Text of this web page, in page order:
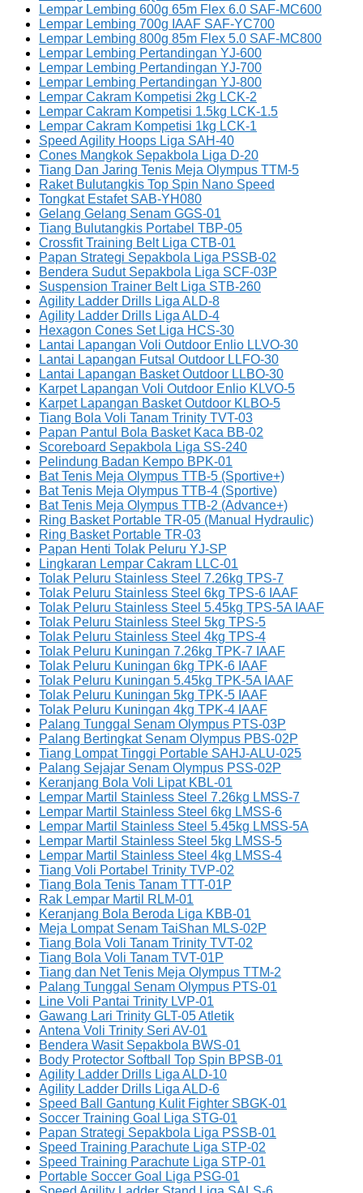
Lempar Lembing 600g 65m Flex 6.0 SAF-MC600
Lempar Lembing 700g IAAF SAF-YC700
Lempar Lembing 800g 85m Flex 5.0 SAF-MC800
Lempar Lembing Pertandingan YJ-600
Lempar Lembing Pertandingan YJ-700
Lempar Lembing Pertandingan YJ-800
Lempar Cakram Kompetisi 2kg LCK-2
Lempar Cakram Kompetisi 1.5kg LCK-1.5
Lempar Cakram Kompetisi 1kg LCK-1
Speed Agility Hoops Liga SAH-40
Cones Mangkok Sepakbola Liga D-20
Tiang Dan Jaring Tenis Meja Olympus TTM-5
Raket Bulutangkis Top Spin Nano Speed
Tongkat Estafet SAB-YH080
Gelang Gelang Senam GGS-01
Tiang Bulutangkis Portabel TBP-05
Crossfit Training Belt Liga CTB-01
Papan Strategi Sepakbola Liga PSSB-02
Bendera Sudut Sepakbola Liga SCF-03P
Suspension Trainer Belt Liga STB-260
Agility Ladder Drills Liga ALD-8
Agility Ladder Drills Liga ALD-4
Hexagon Cones Set Liga HCS-30
Lantai Lapangan Voli Outdoor Enlio LLVO-30
Lantai Lapangan Futsal Outdoor LLFO-30
Lantai Lapangan Basket Outdoor LLBO-30
Karpet Lapangan Voli Outdoor Enlio KLVO-5
Karpet Lapangan Basket Outdoor KLBO-5
Tiang Bola Voli Tanam Trinity TVT-03
Papan Pantul Bola Basket Kaca BB-02
Scoreboard Sepakbola Liga SS-240
Pelindung Badan Kempo BPK-01
Bat Tenis Meja Olympus TTB-5 (Sportive+)
Bat Tenis Meja Olympus TTB-4 (Sportive)
Bat Tenis Meja Olympus TTB-2 (Advance+)
Ring Basket Portable TR-05 (Manual Hydraulic)
Ring Basket Portable TR-03
Papan Henti Tolak Peluru YJ-SP
Lingkaran Lempar Cakram LLC-01
Tolak Peluru Stainless Steel 7.26kg TPS-7
Tolak Peluru Stainless Steel 6kg TPS-6 IAAF
Tolak Peluru Stainless Steel 5.45kg TPS-5A IAAF
Tolak Peluru Stainless Steel 5kg TPS-5
Tolak Peluru Stainless Steel 4kg TPS-4
Tolak Peluru Kuningan 7.26kg TPK-7 IAAF
Tolak Peluru Kuningan 6kg TPK-6 IAAF
Tolak Peluru Kuningan 5.45kg TPK-5A IAAF
Tolak Peluru Kuningan 5kg TPK-5 IAAF
Tolak Peluru Kuningan 4kg TPK-4 IAAF
Palang Tunggal Senam Olympus PTS-03P
Palang Bertingkat Senam Olympus PBS-02P
Tiang Lompat Tinggi Portable SAHJ-ALU-025
Palang Sejajar Senam Olympus PSS-02P
Keranjang Bola Voli Lipat KBL-01
Lempar Martil Stainless Steel 7.26kg LMSS-7
Lempar Martil Stainless Steel 6kg LMSS-6
Lempar Martil Stainless Steel 5.45kg LMSS-5A
Lempar Martil Stainless Steel 5kg LMSS-5
Lempar Martil Stainless Steel 4kg LMSS-4
Tiang Voli Portabel Trinity TVP-02
Tiang Bola Tenis Tanam TTT-01P
Rak Lempar Martil RLM-01
Keranjang Bola Beroda Liga KBB-01
Meja Lompat Senam TaiShan MLS-02P
Tiang Bola Voli Tanam Trinity TVT-02
Tiang Bola Voli Tanam TVT-01P
Tiang dan Net Tenis Meja Olympus TTM-2
Palang Tunggal Senam Olympus PTS-01
Line Voli Pantai Trinity LVP-01
Gawang Lari Trinity GLT-05 Atletik
Antena Voli Trinity Seri AV-01
Bendera Wasit Sepakbola BWS-01
Body Protector Softball Top Spin BPSB-01
Agility Ladder Drills Liga ALD-10
Agility Ladder Drills Liga ALD-6
Speed Ball Gantung Kulit Fighter SBGK-01
Soccer Training Goal Liga STG-01
Papan Strategi Sepakbola Liga PSSB-01
Speed Training Parachute Liga STP-02
Speed Training Parachute Liga STP-01
Portable Soccer Goal Liga PSG-01